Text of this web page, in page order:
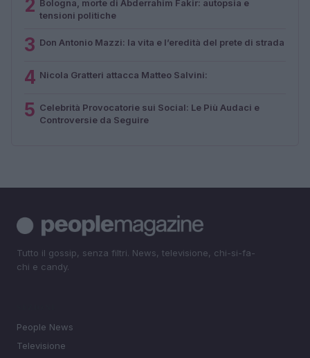
2
Bologna, morte di Abderrahim Fakir: autopsia e
tensioni politiche
3 Don Antonio Mazzi: la vita e l’eredità del prete di strada
4 Nicola Gratteri attacca Matteo Salvini:
5 Celebrità Provocatorie sui Social: Le Più Audaci e
Controversie da Seguire
Tutto il gossip, senza filtri. News, televisione, chi-si-fa-
chi e candy.
People News
Televisione